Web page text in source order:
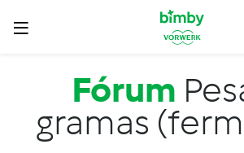
Passar para o conteúdo principal
Fórum
gramas